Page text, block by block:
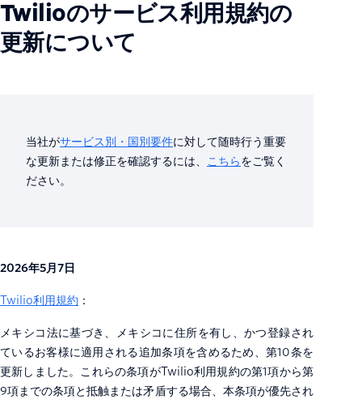
Twilioのサービス利用規約の
更新について
当社がサービス別・国別要件に対して随時行う重要
な更新または修正を確認するには、 こちらをご覧く
ださい。
2026年5月7日
Twilio利用規約 ：
メキシコ法に基づき、メキシコに住所を有し、かつ登録され
ているお客様に適用される追加条項を含めるため、第10条を
更新しました。これらの条項がTwilio利用規約の第1項から第
9項までの条項と抵触または矛盾する場合、本条項が優先され